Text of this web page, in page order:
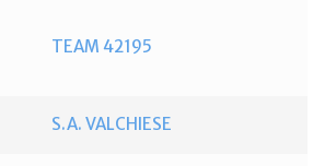
TEAM 42195
S.A. VALCHIESE